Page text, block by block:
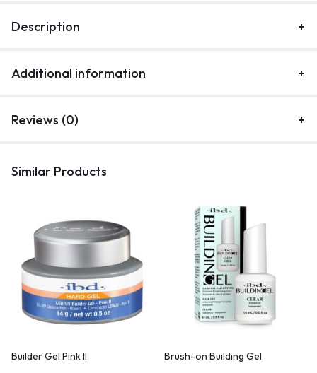
Description
Additional information
Reviews (0)
Similar Products
Builder Gel Pink II Brush-on Building Gel